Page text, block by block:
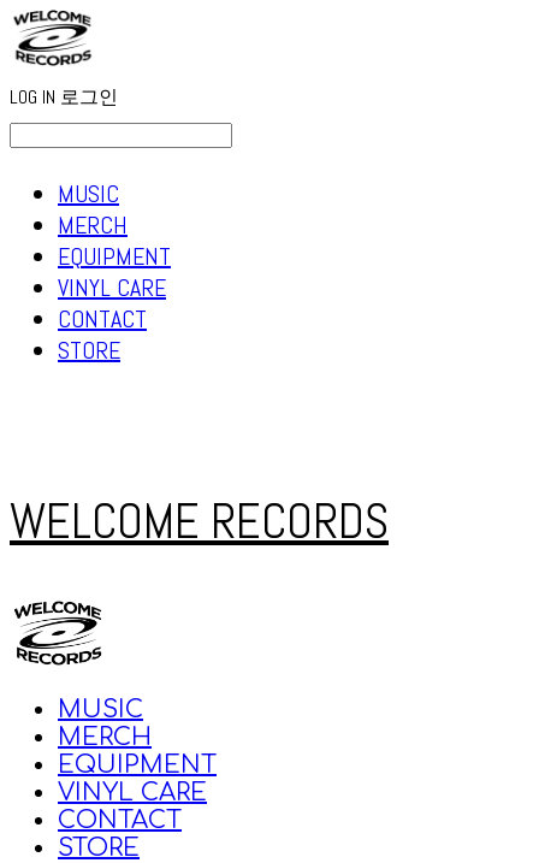
LOG IN 로그인
MUSIC
MERCH
EQUIPMENT
VINYL CARE
CONTACT
STORE
WELCOME RECORDS
MUSIC
MERCH
EQUIPMENT
VINYL CARE
CONTACT
STORE